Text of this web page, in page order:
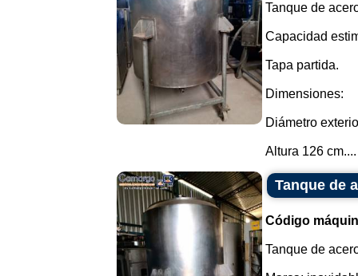
Tanque de
Capacidad
Tapa partida.
Dimensiones:
Diámetro
Altura 126 cm....
Tanque de
Código
Tanque de